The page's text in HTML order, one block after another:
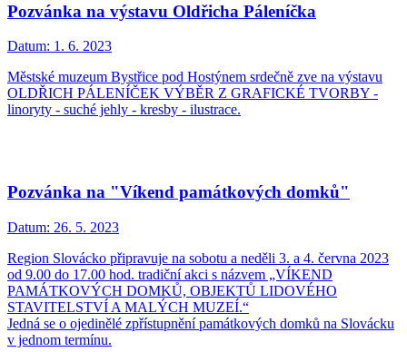
Pozvánka na výstavu Oldřicha Páleníčka
Datum: 1. 6. 2023
Městské muzeum Bystřice pod Hostýnem srdečně zve na výstavu
OLDŘICH PÁLENÍČEK VÝBĚR Z GRAFICKÉ TVORBY -
linoryty - suché jehly - kresby - ilustrace.
Pozvánka na "Víkend památkových domků"
Datum: 26. 5. 2023
Region Slovácko připravuje na sobotu a neděli 3. a 4. června 2023
od 9.00 do 17.00 hod. tradiční akci s názvem „VÍKEND
PAMÁTKOVÝCH DOMKŮ, OBJEKTŮ LIDOVÉHO
STAVITELSTVÍ A MALÝCH MUZEÍ.“
Jedná se o ojedinělé zpřístupnění památkových domků na Slovácku
v jednom termínu.